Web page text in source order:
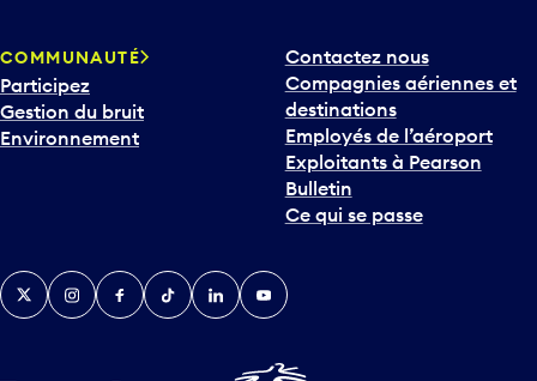
COMMUNAUTÉ
Participez
Gestion du bruit
Environnement
Contactez nous
Compagnies aériennes et
destinations
Employés de l’aéroport
Exploitants à Pearson
Bulletin
Ce qui se passe
TwitterInstagramFacebook
TikTokLinkedInYouTube